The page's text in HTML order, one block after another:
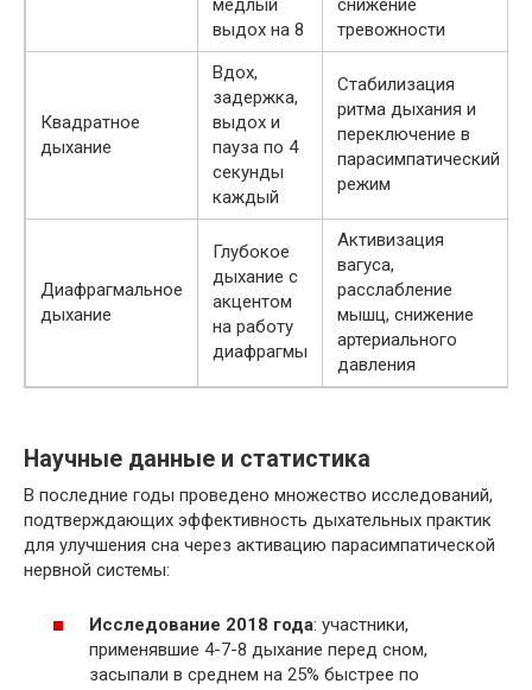
медлый
выдох на 8
снижение
тревожности
Квадратное
дыхание
Вдох,
задержка,
выдох и
пауза по 4
секунды
каждый
Стабилизация
ритма дыхания и
переключение в
парасимпатический
режим
Диафрагмальное
дыхание
Глубокое
дыхание с
акцентом
на работу
диафрагмы
Активизация
вагуса,
расслабление
мышц, снижение
артериального
давления
Научные данные и статистика
В последние годы проведено множество исследований,
подтверждающих эффективность дыхательных практик
для улучшения сна через активацию парасимпатической
нервной системы:
Исследование 2018 года: участники,
применявшие 4-7-8 дыхание перед сном,
засыпали в среднем на 25% быстрее по